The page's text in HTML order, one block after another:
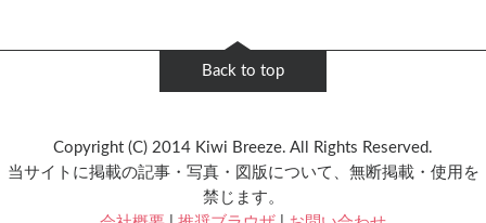
NZフレンズに「Jane Forrest-Waghorn」をアップしました!!
Back to top
Copyright (C) 2014 Kiwi Breeze. All Rights Reserved.
当サイトに掲載の記事・写真・図版について、無断掲載・使用を
禁じます。